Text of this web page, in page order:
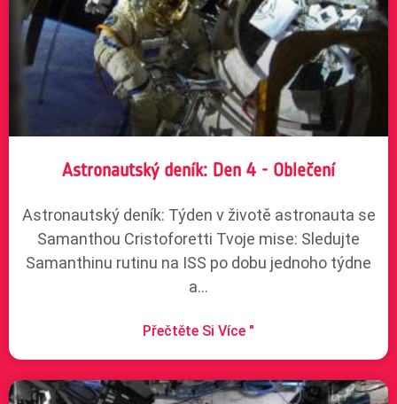
Astronautský deník: Den 4 - Oblečení
Astronautský deník: Týden v životě astronauta se
Samanthou Cristoforetti Tvoje mise: Sledujte
Samanthinu rutinu na ISS po dobu jednoho týdne
a...
Přečtěte Si Více "